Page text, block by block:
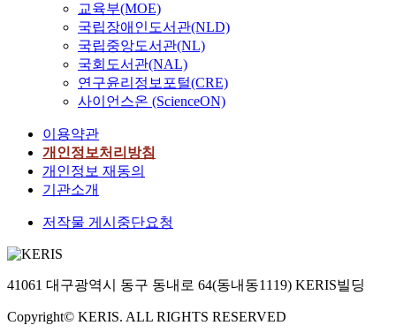
교육부(MOE)
국립장애인도서관(NLD)
국립중앙도서관(NL)
국회도서관(NAL)
연구윤리정보포털(CRE)
사이언스온 (ScienceON)
이용약관
개인정보처리방침
개인정보 재동의
기관소개
저작물 게시중단요청
41061 대구광역시 동구 동내로 64(동내동1119) KERIS빌딩
Copyright© KERIS. ALL RIGHTS RESERVED